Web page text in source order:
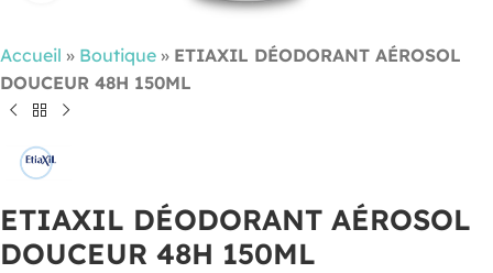
Accueil » Boutique » ETIAXIL DÉODORANT AÉROSOL
DOUCEUR 48H 150ML
ETIAXIL DÉODORANT AÉROSOL
DOUCEUR 48H 150ML